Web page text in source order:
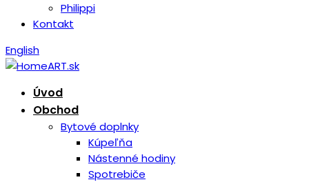
Philippi
Kontakt
English
Úvod
Obchod
Bytové doplnky
Kúpeľňa
Nástenné hodiny
Spotrebiče